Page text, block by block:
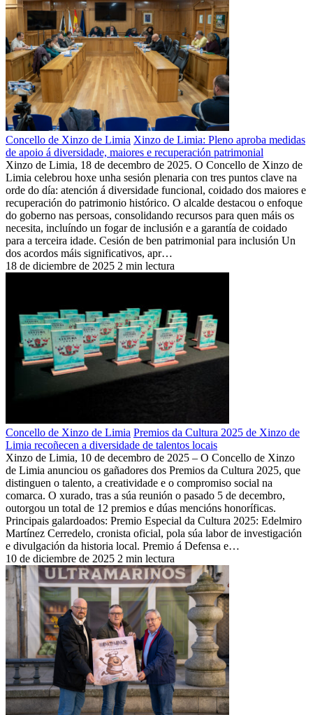
Concello de Xinzo de Limia Xinzo de Limia: Pleno aproba medidas
de apoio á diversidade, maiores e recuperación patrimonial
Xinzo de Limia, 18 de decembro de 2025. O Concello de Xinzo de
Limia celebrou hoxe unha sesión plenaria con tres puntos clave na
orde do día: atención á diversidade funcional, coidado dos maiores e
recuperación do patrimonio histórico. O alcalde destacou o enfoque
do goberno nas persoas, consolidando recursos para quen máis os
necesita, incluíndo un fogar de inclusión e a garantía de coidado
para a terceira idade. Cesión de ben patrimonial para inclusión Un
dos acordos máis significativos, apr…
18 de diciembre de 2025 2 min lectura
Concello de Xinzo de Limia Premios da Cultura 2025 de Xinzo de
Limia recoñecen a diversidade de talentos locais
Xinzo de Limia, 10 de decembro de 2025 – O Concello de Xinzo
de Limia anunciou os gañadores dos Premios da Cultura 2025, que
distinguen o talento, a creatividade e o compromiso social na
comarca. O xurado, tras a súa reunión o pasado 5 de decembro,
outorgou un total de 12 premios e dúas mencións honoríficas.
Principais galardoados: Premio Especial da Cultura 2025: Edelmiro
Martínez Cerredelo, cronista oficial, pola súa labor de investigación
e divulgación da historia local. Premio á Defensa e…
10 de diciembre de 2025 2 min lectura